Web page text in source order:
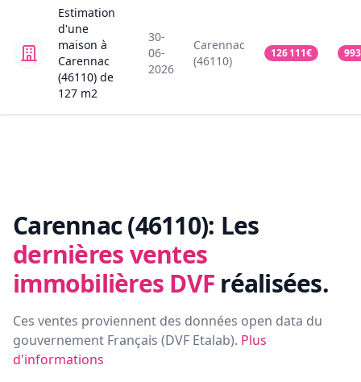
Estimation
d'une
maison à
Carennac
(46110) de
127 m2
30-
06-
2026
Carennac
(46110)
126 111€ 993
Carennac (46110): Les
dernières ventes
immobilières DVF réalisées.
Ces ventes proviennent des données open data du
gouvernement Français (DVF Etalab). Plus
d'informations